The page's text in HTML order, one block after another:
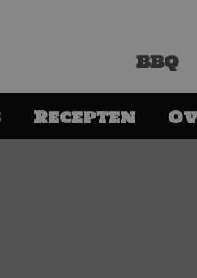
BBQ
Recepten